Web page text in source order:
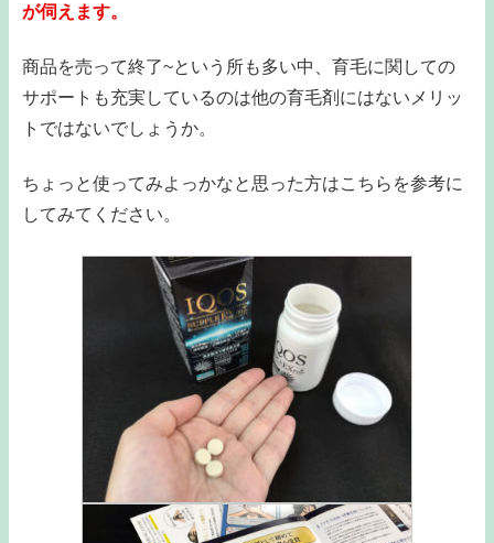
が伺えます。
商品を売って終了~という所も多い中、育毛に関しての
サポートも充実しているのは他の育毛剤にはないメリッ
トではないでしょうか。
ちょっと使ってみよっかなと思った方はこちらを参考に
してみてください。